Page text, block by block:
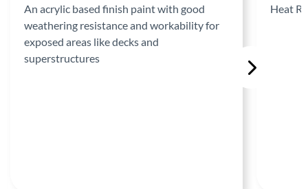
An acrylic based finish paint with good
weathering resistance and workability for
exposed areas like decks and
superstructures
Heat